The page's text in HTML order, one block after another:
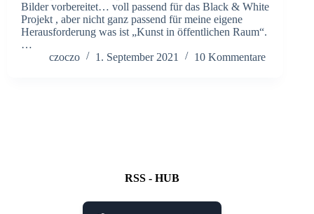
Bilder vorbereitet… voll passend für das Black & White
Projekt , aber nicht ganz passend für meine eigene
Herausforderung was ist „Kunst in öffentlichen Raum“.
…
czoczo
1. September 2021 10 Kommentare
RSS - HUB